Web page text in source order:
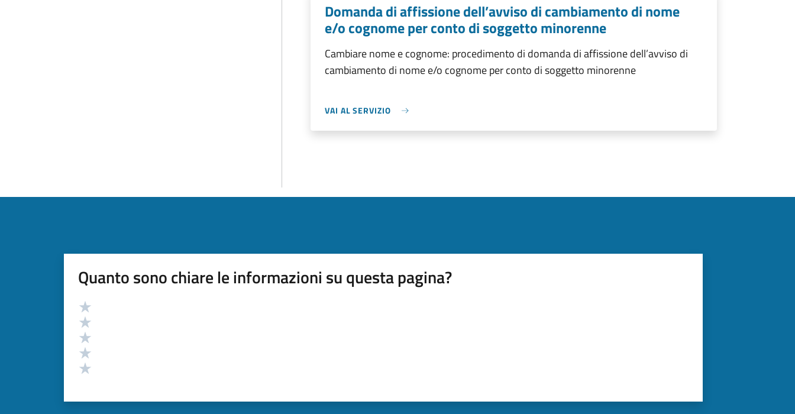
Domanda di affissione dell’avviso di cambiamento di nome
e/o cognome per conto di soggetto minorenne
Cambiare nome e cognome: procedimento di domanda di affissione dell’avviso di
cambiamento di nome e/o cognome per conto di soggetto minorenne
VAI AL SERVIZIO
Quanto sono chiare le informazioni su questa pagina?
Valutazione